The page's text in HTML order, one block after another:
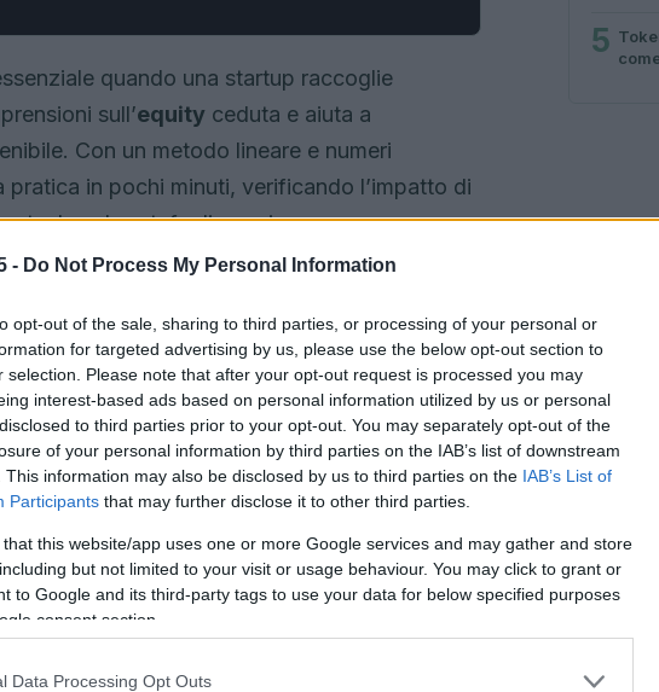
- Do Not Process My Personal Information
opt-out of the sale, sharing to third parties, or processing of your personal or
for targeted advertising by us, please use the below opt-out section to
selection. Please note that after your opt-out request is processed you may
interest-based ads based on personal information utilized by us or personal
to third parties prior to your opt-out. You may separately opt-out of the
of your personal information by third parties on the IAB’s list of downstream
This information may also be disclosed by us to third parties on the IAB’s List of
Participants that may further disclose it to other third parties.
that this website/app uses one or more Google services and may gather and store
but not limited to your visit or usage behaviour. You may click to grant or
to Google and its third-party tags to use your data for below specified purposes
consent section.
Data Processing Opt Outs
quando una startup raccoglie
sull’equity ceduta e aiuta a
Con un metodo lineare e numeri
in pochi minuti, verificando l’impatto di
nel portafoglio soci.
5